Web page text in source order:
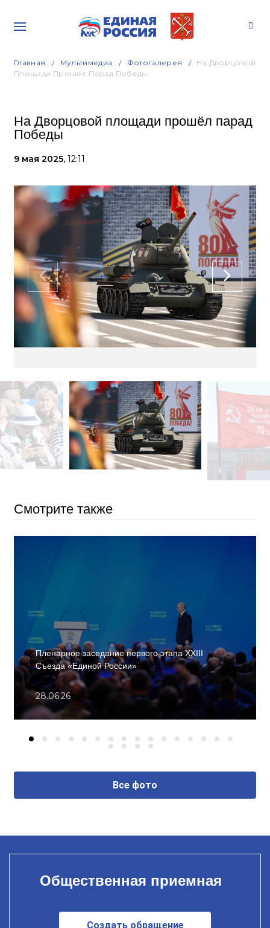
Главная Мультимедиа Фотогалерея
На Дворцовой
Площади Прошёл Парад Победы
На Дворцовой площади прошёл парад
Победы
9 мая 2025, 12:11
Смотрите также
Пленарное заседание первого этапа XXIII
Съезда «Единой России»
28.06.26
Все фото
Общественная приемная
Создать обращение